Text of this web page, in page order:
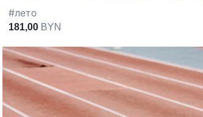
#лето
181,00 BYN